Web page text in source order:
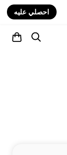
احصلي عليه